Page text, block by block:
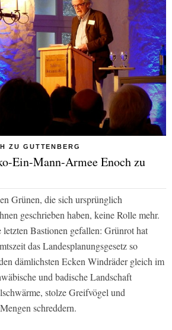
ZU GUTTENBERG
Ein-Mann-Armee Enoch zu
Grünen, die sich ursprünglich
geschrieben haben, keine Rolle mehr.
Bastionen gefallen: Grünrot hat
das Landesplanungsgesetz so
dämlichsten Ecken Windräder gleich im
und badische Landschaft
stolze Greifvögel und
schreddern.